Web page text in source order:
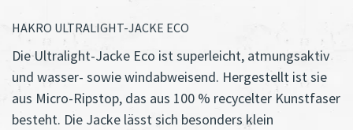
HAKRO ULTRALIGHT-JACKE ECO
Die Ultralight-Jacke Eco ist superleicht, atmungsaktiv
und wasser- sowie windabweisend. Hergestellt ist sie
aus Micro-Ripstop, das aus 100 % recycelter Kunstfaser
besteht. Die Jacke lässt sich besonders klein